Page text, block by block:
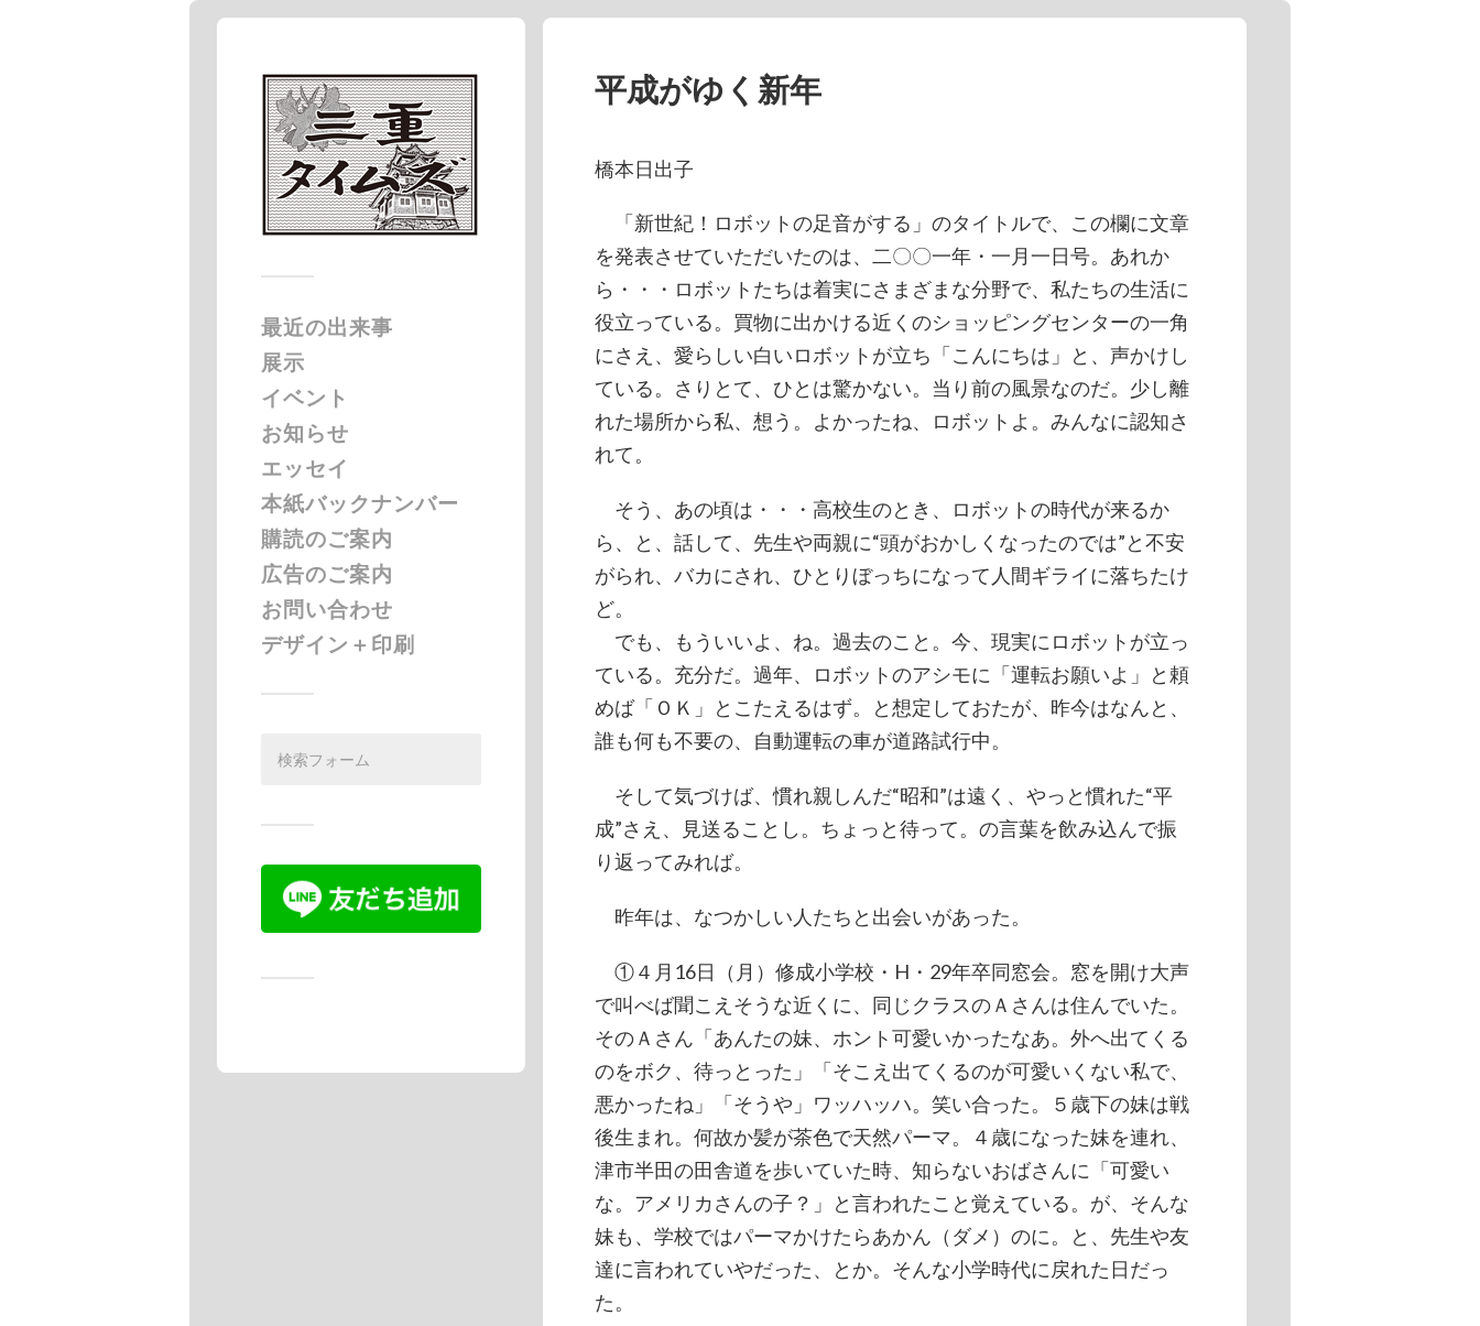
最近の出来事
展示
イベント
お知らせ
エッセイ
本紙バックナンバー
購読のご案内
広告のご案内
お問い合わせ
デザイン＋印刷
平成がゆく新年
橋本日出子
「新世紀！ロボットの足音がする」のタイトルで、この欄に文章
を発表させていただいたのは、二〇〇一年・一月一日号。あれか
ら・・・ロボットたちは着実にさまざまな分野で、私たちの生活に
役立っている。買物に出かける近くのショッピングセンターの一角
にさえ、愛らしい白いロボットが立ち「こんにちは」と、声かけし
ている。さりとて、ひとは驚かない。当り前の風景なのだ。少し離
れた場所から私、想う。よかったね、ロボットよ。みんなに認知さ
れて。
そう、あの頃は・・・高校生のとき、ロボットの時代が来るか
ら、と、話して、先生や両親に“頭がおかしくなったのでは”と不安
がられ、バカにされ、ひとりぼっちになって人間ギライに落ちたけ
ど。
でも、もういいよ、ね。過去のこと。今、現実にロボットが立っ
ている。充分だ。過年、ロボットのアシモに「運転お願いよ」と頼
めば「ＯＫ」とこたえるはず。と想定しておたが、昨今はなんと、
誰も何も不要の、自動運転の車が道路試行中。
そして気づけば、慣れ親しんだ“昭和”は遠く、やっと慣れた“平
成”さえ、見送ることし。ちょっと待って。の言葉を飲み込んで振
り返ってみれば。
昨年は、なつかしい人たちと出会いがあった。
①４月16日（月）修成小学校・H・29年卒同窓会。窓を開け大声
で叫べば聞こえそうな近くに、同じクラスのＡさんは住んでいた。
そのＡさん「あんたの妹、ホント可愛いかったなあ。外へ出てくる
のをボク、待っとった」「そこえ出てくるのが可愛いくない私で、
悪かったね」「そうや」ワッハッハ。笑い合った。５歳下の妹は戦
後生まれ。何故か髪が茶色で天然パーマ。４歳になった妹を連れ、
津市半田の田舎道を歩いていた時、知らないおばさんに「可愛い
な。アメリカさんの子？」と言われたこと覚えている。が、そんな
妹も、学校ではパーマかけたらあかん（ダメ）のに。と、先生や友
達に言われていやだった、とか。そんな小学時代に戻れた日だっ
た。